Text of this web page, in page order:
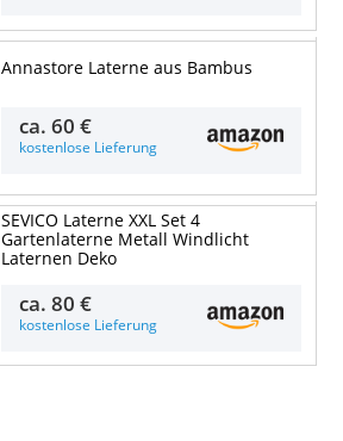
Annastore Laterne aus Bambus
ca.60 €
kostenlose Lieferung
SEVICO Laterne XXL Set 4
Gartenlaterne Metall Windlicht
Laternen Deko
ca.80 €
kostenlose Lieferung